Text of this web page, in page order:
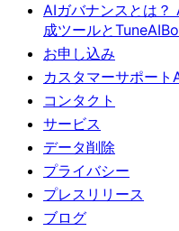
AIガバナンスとは？
成ツールと
お申し込み
カスタマーサポー
コンタクト
サービス
データ削除
プライバシー
プレスリリース
ブログ